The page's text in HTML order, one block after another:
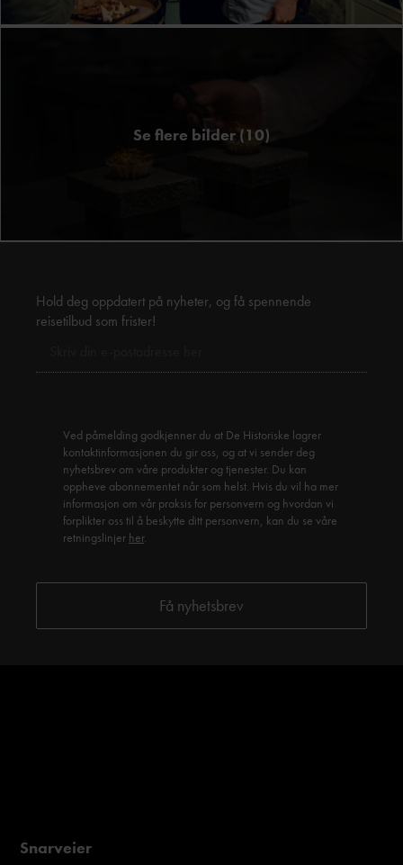
Se flere bilder (10)
Hold deg oppdatert på nyheter, og få spennende
reisetilbud som frister!
Ved påmelding godkjenner du at De Historiske lagrer
kontaktinformasjonen du gir oss, og at vi sender deg
nyhetsbrev om våre produkter og tjenester. Du kan
oppheve abonnementet når som helst. Hvis du vil ha mer
informasjon om vår praksis for personvern og hvordan vi
forplikter oss til å beskytte ditt personvern, kan du se våre
retningslinjer her.
Snarveier